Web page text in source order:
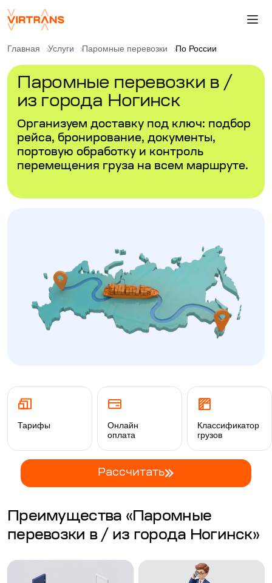
Главная Услуги Паромные перевозки По России
Паромные перевозки в /
из города Ногинск
Организуем доставку под ключ: подбор
рейса, бронирование, документы,
портовую обработку и контроль
перемещения груза на всем маршруте.
Тарифы
Онлайн
оплата
Классификатор
грузов
Рассчитать
Преимущества «Паромные
перевозки в / из города Ногинск»